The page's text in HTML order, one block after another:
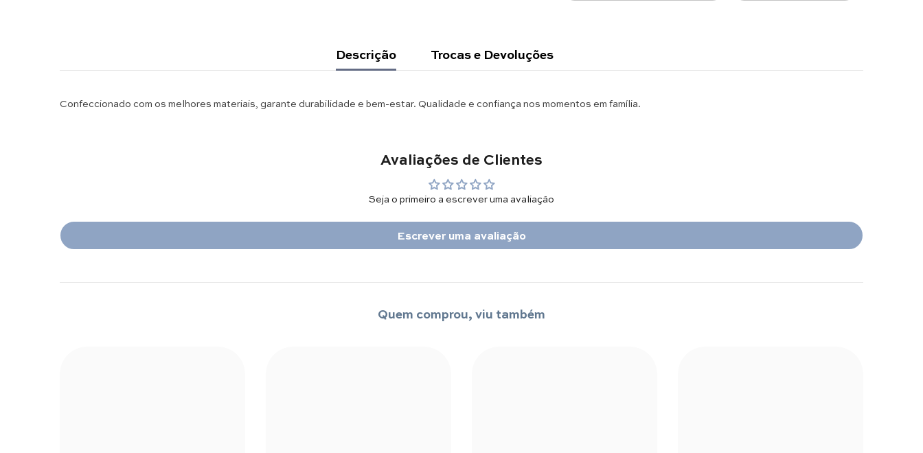
Descrição Trocas e Devoluções
Confeccionado com os melhores materiais, garante durabilidade e bem-estar. Qualidade e confiança nos momentos em família.
Avaliações de Clientes
Seja o primeiro a escrever uma avaliação
Escrever uma avaliação
Quem comprou, viu também